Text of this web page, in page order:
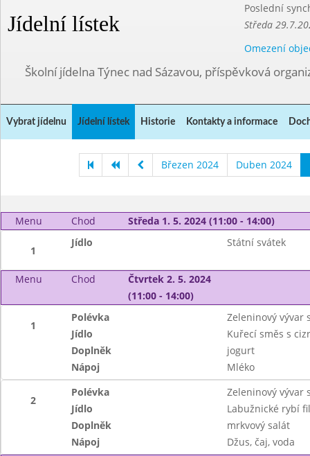
Jídelní lístek
Poslední
Středa
Omezení
Školní jídelna Týnec nad Sázavou, příspěvková
Vybrat jídelnu Jídelní lístek Historie Kontakty a informace
Březen 2024 Duben 2024
Menu Chod Středa 1. 5. 2024 (11:00 - 14:00)
1
Jídlo Státní svátek
Menu Chod
Čtvrtek 2. 5. 2024
(11:00 - 14:00)
1
Polévka
Zeleninový vývar
Jídlo
Kuřecí směs s
Doplněk
jogurt
Nápoj
Mléko
2
Polévka
Zeleninový vývar
Jídlo
Labužnické rybí
Doplněk
mrkvový salát
Nápoj
Džus, čaj, voda